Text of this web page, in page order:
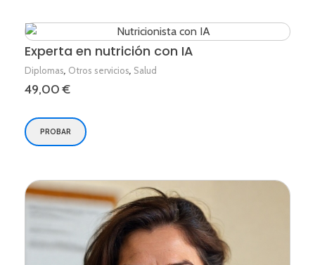
Experta en nutrición con IA
Diplomas, Otros servicios, Salud
49,00€
PROBAR